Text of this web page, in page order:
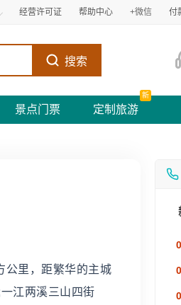
经营许可证 帮助中心 +微信 付
搜索
景点门票 定制旅游
新
公里，距繁华的主城
江两溪三山四街